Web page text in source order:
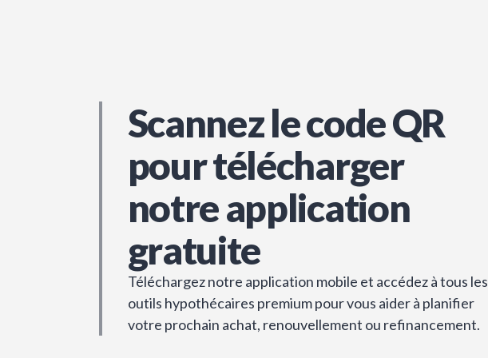
Scannez le code QR
pour télécharger
notre application
gratuite
Téléchargez notre application mobile et accédez à tous les
outils hypothécaires premium pour vous aider à planifier
votre prochain achat, renouvellement ou refinancement.